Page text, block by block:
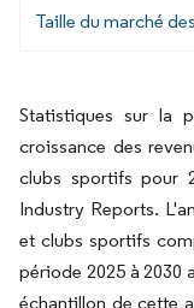
Taille du marché
Statistiques sur la
croissance des
clubs sportifs pour
Industry Reports.
et clubs sportifs
période 2025 à 2030
échantillon de cette